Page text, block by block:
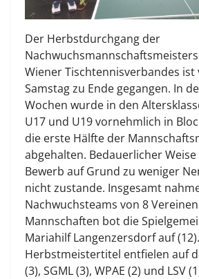
Der Herbstdurchgang der
Wiener Tischtennisverbandes ist
Samstag zu Ende gegangen. In
Wochen wurde in den
U17 und U19 vornehmlich in
die erste Hälfte der
abgehalten. Bedauerlicher Weise
Bewerb auf Grund zu weniger
nicht zustande. Insgesamt
Nachwuchsteams von 8
Mannschaften bot die
Mariahilf Langenzersdorf auf
Herbstmeistertitel entfielen auf
(3), SGML (3), WPAE (2) und LSV